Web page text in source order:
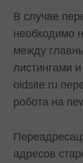
В случае
необходимо
между
листингами
oldsite.ru
робота на
адресов